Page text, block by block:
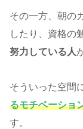
その一方、朝の
したり、資格の
努力している人
そういった空間
るモチベーショ
す。